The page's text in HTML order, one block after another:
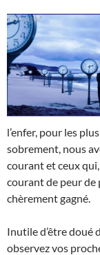
l’enfer, pour les plus
sobrement, nous
courant et ceux
courant de peur de
chèrement gagné.
Inutile d’être doué
observez vos